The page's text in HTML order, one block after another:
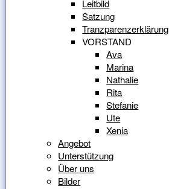
Leitbild
Satzung
Tranzparenzerklärung
VORSTAND
Ava
Marina
Nathalie
Rita
Stefanie
Ute
Xenia
Angebot
Unterstützung
Über uns
Bilder